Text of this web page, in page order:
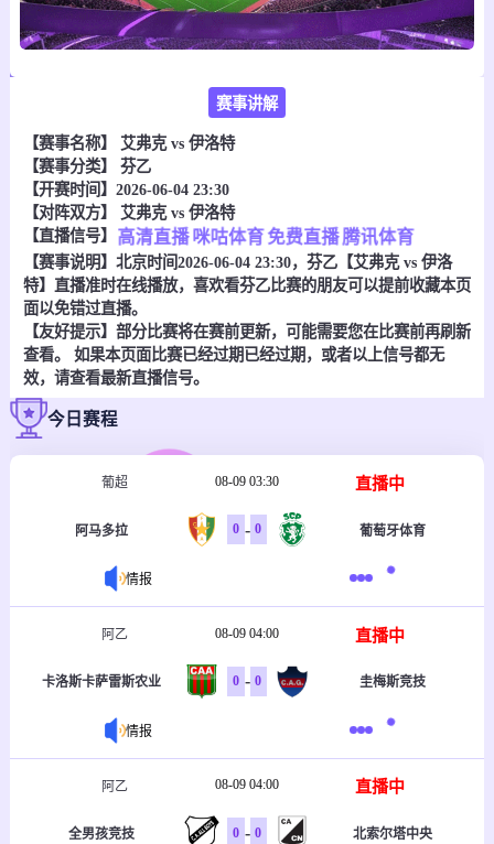
赛事讲解
【赛事名称】 艾弗克 vs 伊洛特
【赛事分类】 芬乙
【开赛时间】2026-06-04 23:30
【对阵双方】 艾弗克 vs 伊洛特
【直播信号】
高清直播 咪咕体育 免费直播 腾讯体育
【赛事说明】北京时间2026-06-04 23:30，芬乙【艾弗克 vs 伊洛
特】直播准时在线播放，喜欢看芬乙比赛的朋友可以提前收藏本页
面以免错过直播。
【友好提示】部分比赛将在赛前更新，可能需要您在比赛前再刷新
查看。 如果本页面比赛已经过期已经过期，或者以上信号都无
效，请查看最新直播信号。
今日赛程
葡超 08-09 03:30 直播中
阿马多拉 0 - 0 葡萄牙体育
情报
阿乙 08-09 04:00 直播中
卡洛斯卡萨雷斯农业 0 - 0 圭梅斯竞技
情报
阿乙 08-09 04:00 直播中
全男孩竞技 0 - 0 北索尔塔中央